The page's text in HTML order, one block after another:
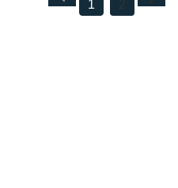
1 2